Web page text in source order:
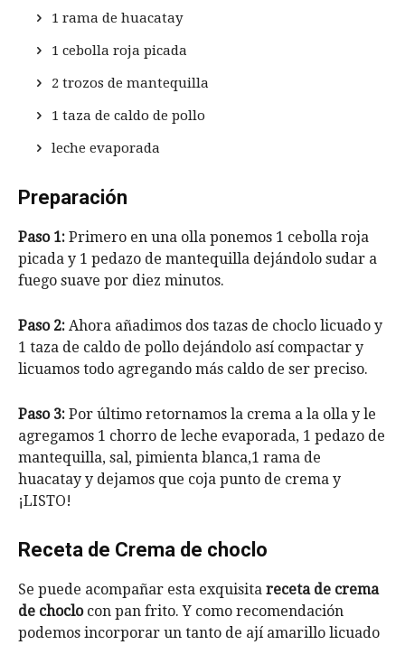
1 rama de huacatay
1 cebolla roja picada
2 trozos de mantequilla
1 taza de caldo de pollo
leche evaporada
Preparación
Paso 1: Primero en una olla ponemos 1 cebolla roja
picada y 1 pedazo de mantequilla dejándolo sudar a
fuego suave por diez minutos.
Paso 2: Ahora añadimos dos tazas de choclo licuado y
1 taza de caldo de pollo dejándolo así compactar y
licuamos todo agregando más caldo de ser preciso.
Paso 3: Por último retornamos la crema a la olla y le
agregamos 1 chorro de leche evaporada, 1 pedazo de
mantequilla, sal, pimienta blanca,1 rama de
huacatay y dejamos que coja punto de crema y
¡LISTO!
Receta de Crema de choclo
Se puede acompañar esta exquisita receta de crema
de choclocon pan frito. Y como recomendación
podemos incorporar un tanto de ají amarillo licuado